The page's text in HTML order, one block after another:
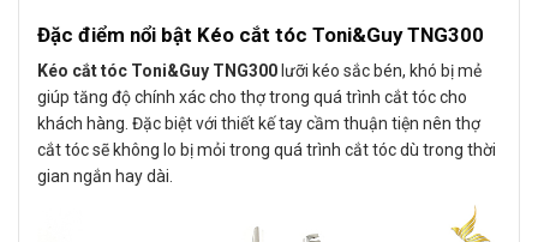
Đặc điểm nổi bật Kéo cắt tóc Toni&Guy TNG300
Kéo cắt tóc Toni&Guy TNG300 lưỡi kéo sắc bén, khó bị mẻ
giúp tăng độ chính xác cho thợ trong quá trình cắt tóc cho
khách hàng. Đặc biệt với thiết kế tay cầm thuận tiện nên thợ
cắt tóc sẽ không lo bị mỏi trong quá trình cắt tóc dù trong thời
gian ngắn hay dài.